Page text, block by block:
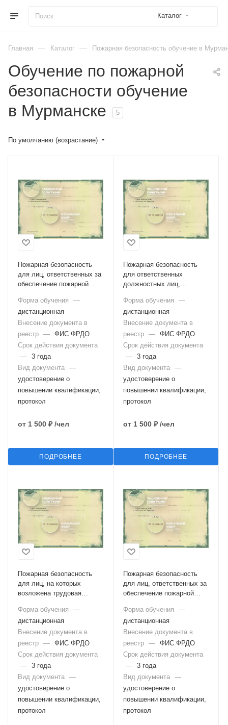
Каталог
Главная — Каталог — Пожарная безопасность обучение в
Обучение по пожарной
безопасности обучение
в Мурманске
5
По умолчанию (возрастание)
Пожарная безопасность
для лиц, ответственных за
обеспечение пожарной
защиты, в которых могут
одновременно находиться
50 и более человек
Форма обучения
—
дистанционная
Внесение документа в
реестр — ФИС ФРДО
Срок действия документа
— 3 года
Вид документа —
удостоверение о
повышении квалификации,
протокол
от 1 500 ₽ /чел
ПОДРОБНЕЕ
Пожарная безопасность
для ответственных
должностных лиц,
главных специалистов
технического и
производственного
профиля
Форма обучения
—
дистанционная
Внесение документа в
реестр — ФИС ФРДО
Срок действия документа
— 3 года
Вид документа —
удостоверение о
повышении квалификации,
протокол
от 1 500 ₽ /чел
ПОДРОБНЕЕ
Пожарная безопасность
для лиц, на которых
возложена трудовая
противопожарного
инструктажа
Форма обучения
—
дистанционная
Внесение документа в
реестр — ФИС ФРДО
Срок действия документа
— 3 года
Вид документа —
удостоверение о
повышении квалификации,
протокол
Пожарная безопасность
для лиц, ответственных за
обеспечение пожарной
Форма обучения
—
дистанционная
Внесение документа в
реестр — ФИС ФРДО
Срок действия документа
— 3 года
Вид документа —
удостоверение о
повышении квалификации,
протокол